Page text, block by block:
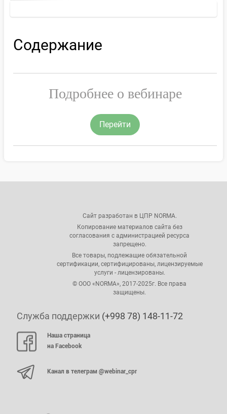
Содержание
Подробнее о вебинаре
Перейти
Сайт разработан в ЦПР NORMA.
Копирование материалов сайта без
согласования с администрацией ресурса
запрещено.
Все товары, подлежащие обязательной
сертификации, сертифицированы, лицензируемые
услуги - лицензированы.
© ООО «NORMA», 2017-2025г. Все права
защищены.
Служба поддержки (+998 78) 148-11-72
Наша страница
на Facebook
Канал в телеграм @webinar_cpr